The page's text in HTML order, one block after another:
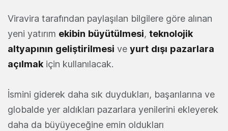
Viravira tarafından paylaşılan bilgilere göre alınan
yeni yatırım ekibin büyütülmesi, teknolojik
altyapının geliştirilmesi ve yurt dışı pazarlara
açılmak için kullanılacak.
İsmini giderek daha sık duydukları, başarılarına ve
globalde yer aldıkları pazarlara yenilerini ekleyerek
daha da büyüyeceğine emin oldukları